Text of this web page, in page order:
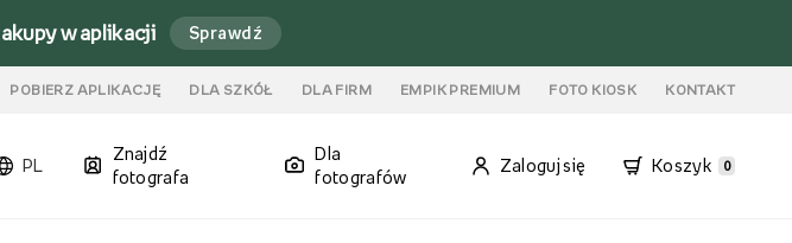
w aplikacji Sprawdź
POBIERZ APLIKACJĘ DLA SZKÓŁ DLA FIRM EMPIK PREMIUM FOTO KIOSK KONTAKT
PL
Znajdź
fotografa
Dla
fotografów
Zaloguj się Koszyk 0